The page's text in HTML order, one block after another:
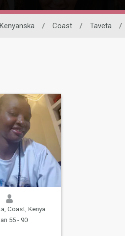
Kenyanska / Coast / Taveta /
Coast, Kenya
55 - 90